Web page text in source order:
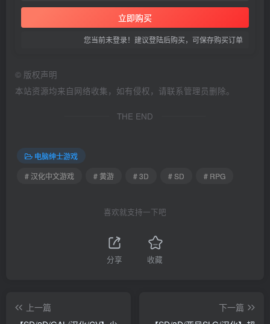
立即购买
您当前未登录！建议登陆后购买，可保存购买订单
© 版权声明
本站资源均来自网络收集，如有侵权，请联系管理员删除。
THE END
电脑绅士游戏
# 汉化中文游戏
# 黄游 # 3D # SD # RPG
喜欢就支持一下吧
分享 收藏
上一篇
下一篇